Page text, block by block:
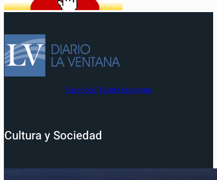
Facebook Twitter Instagram
Cultura y Sociedad